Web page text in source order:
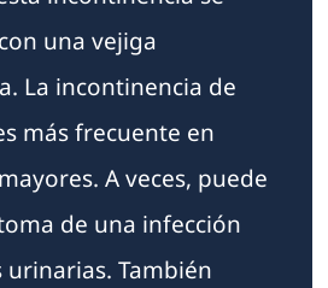
una vejiga
La incontinencia de
más frecuente en
A veces, puede
de una infección
urinarias. También